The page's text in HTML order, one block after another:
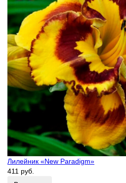
Лилейник «New Paradigm»
411 руб.